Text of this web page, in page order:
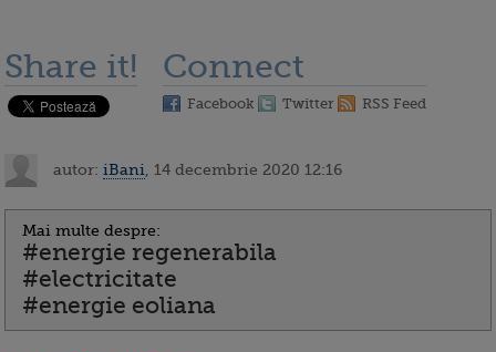
Share it! Connect
Facebook Twitter RSS Feed
autor: iBani , 14 decembrie 2020 12:16
Mai multe despre:
#energie regenerabila
#electricitate
#energie eoliana